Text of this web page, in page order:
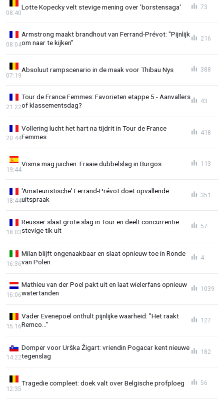
Lotte Kopecky velt stevige mening over 'borstensaga'
08:40
73
Armstrong maakt brandhout van Ferrand-Prévot: "Pijnlijk
om naar te kijken"
08:04
216
Absoluut rampscenario in de maak voor Thibau Nys
07:19
388
Tour de France Femmes: Favorieten etappe 5 - Aanvallers
of klassementsdag?
21:22
43
Vollering lucht het hart na tijdrit in Tour de France
Femmes
20:44
418
Visma mag juichen: Fraaie dubbelslag in Burgos
19:44
113
'Amateuristische' Ferrand-Prévot doet opvallende
uitspraak
18:44
351
Reusser slaat grote slag in Tour en deelt concurrentie
stevige tik uit
18:03
57
Milan blijft ongenaakbaar en slaat opnieuw toe in Ronde
van Polen
16:36
4
Mathieu van der Poel pakt uit en laat wielerfans opnieuw
watertanden
16:06
1039
Vader Evenepoel onthult pijnlijke waarheid: "Het raakt
Remco..."
15:16
127
Domper voor Urška Žigart: vriendin Pogacar kent nieuwe
tegenslag
14:22
182
Tragedie compleet: doek valt over Belgische profploeg
12:35
56